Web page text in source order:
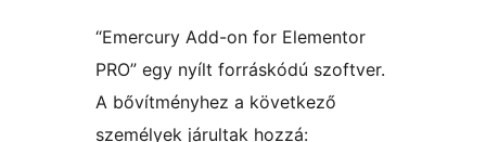
“Emercury Add-on for Elementor
PRO” egy nyílt forráskódú szoftver.
A bővítményhez a következő
személyek járultak hozzá: